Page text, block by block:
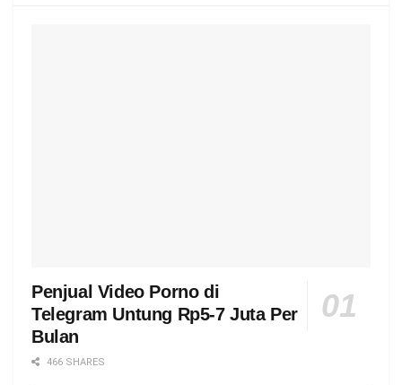
Penjual Video Porno di
Telegram Untung Rp5-7 Juta Per
Bulan
466 SHARES